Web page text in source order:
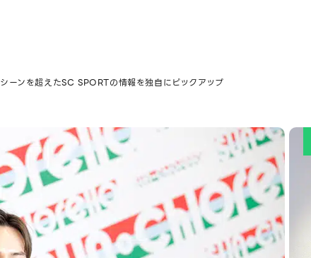
シーンを超えたSC SPORTの情報を独自にピックアップ